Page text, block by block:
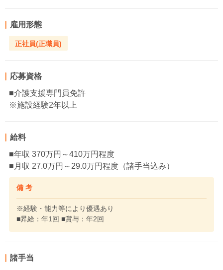
雇用形態
正社員(正職員)
応募資格
■介護支援専門員免許
※施設経験2年以上
給料
■年収 370万円～410万円程度
■月収 27.0万円～29.0万円程度（諸手当込み）
備 考
※経験・能力等により優遇あり
■昇給：年1回 ■賞与：年2回
諸手当